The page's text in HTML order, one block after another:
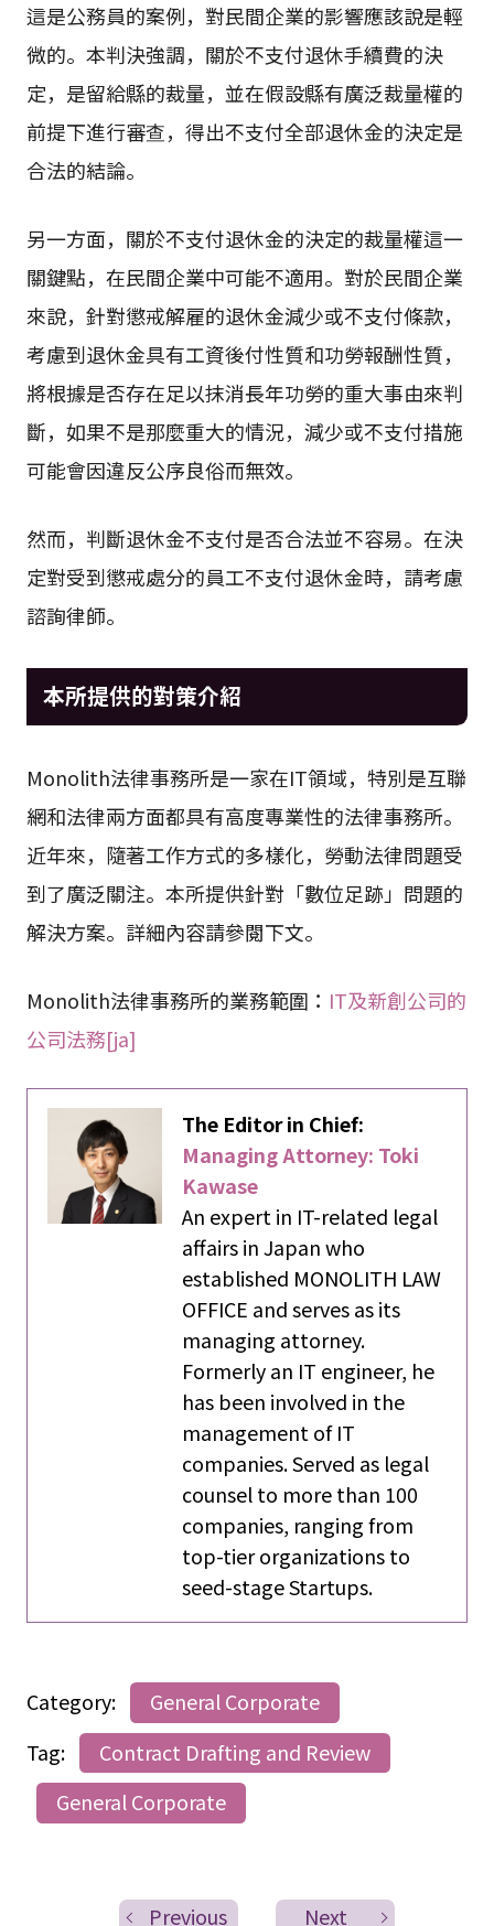
這是公務員的案例，對民間企業的影響應該說是輕
微的。本判決強調，關於不支付退休手續費的決
定，是留給縣的裁量，並在假設縣有廣泛裁量權的
前提下進行審查，得出不支付全部退休金的決定是
合法的結論。
另一方面，關於不支付退休金的決定的裁量權這一
關鍵點，在民間企業中可能不適用。對於民間企業
來說，針對懲戒解雇的退休金減少或不支付條款，
考慮到退休金具有工資後付性質和功勞報酬性質，
將根據是否存在足以抹消長年功勞的重大事由來判
斷，如果不是那麼重大的情況，減少或不支付措施
可能會因違反公序良俗而無效。
然而，判斷退休金不支付是否合法並不容易。在決
定對受到懲戒處分的員工不支付退休金時，請考慮
諮詢律師。
本所提供的對策介紹
Monolith法律事務所是一家在IT領域，特別是互聯
網和法律兩方面都具有高度專業性的法律事務所。
近年來，隨著工作方式的多樣化，勞動法律問題受
到了廣泛關注。本所提供針對「數位足跡」問題的
解決方案。詳細內容請參閱下文。
Monolith法律事務所的業務範圍： IT及新創公司的
公司法務[ja]
The Editor in Chief:
Managing Attorney: Toki
Kawase
An expert in IT-related legal
affairs in Japan who
established MONOLITH LAW
OFFICE and serves as its
managing attorney.
Formerly an IT engineer, he
has been involved in the
management of IT
companies. Served as legal
counsel to more than 100
companies, ranging from
top-tier organizations to
seed-stage Startups.
Category:
General Corporate
Tag:
Contract Drafting and Review
General Corporate
Previous Next